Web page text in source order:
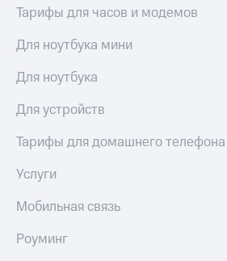
Тарифы для часов и модемов
Для ноутбука мини
Для ноутбука
Для устройств
Тарифы для домашнего телефона
Услуги
Мобильная связь
Роуминг